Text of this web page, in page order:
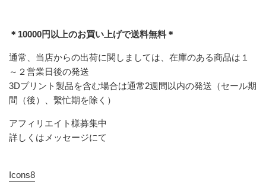
＊10000円以上のお買い上げで送料無料＊
通常、当店からの出荷に関しましては、在庫のある商品は１
～２営業日後の発送
3Dプリント製品を含む場合は通常2週間以内の発送（セール期
間（後）、繫忙期を除く）
アフィリエイト様募集中
詳しくはメッセージにて
Icons8